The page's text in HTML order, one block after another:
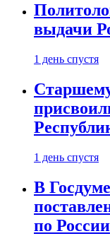
выдачи
1 день спустя
1 день спустя
В
по России